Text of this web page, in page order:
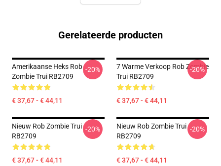
Gerelateerde producten
Amerikaanse Heks Rob
Zombie Trui RB2709
€ 37,67 - € 44,11
-20%
7 Warme Verkoop Rob Zombie
Trui RB2709
€ 37,67 - € 44,11
-20%
Nieuw Rob Zombie Trui
RB2709
€ 37,67 - € 44,11
-20%
Nieuw Rob Zombie Trui
RB2709
€ 37,67 - € 44,11
-20%